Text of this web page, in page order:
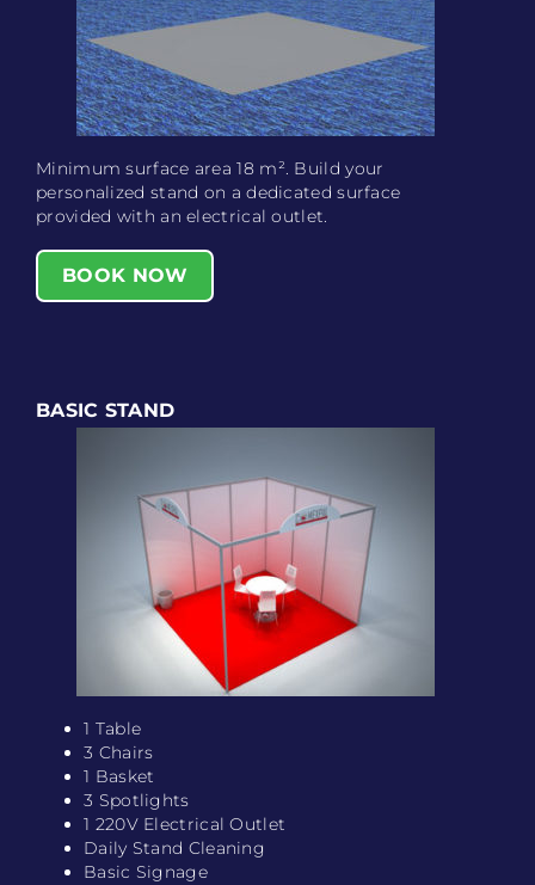
Minimum surface area 18 m². Build your
personalized stand on a dedicated surface
provided with an electrical outlet.
BOOK NOW
BASIC STAND
1 Table
3 Chairs
1 Basket
3 Spotlights
1 220V Electrical Outlet
Daily Stand Cleaning
Basic Signage